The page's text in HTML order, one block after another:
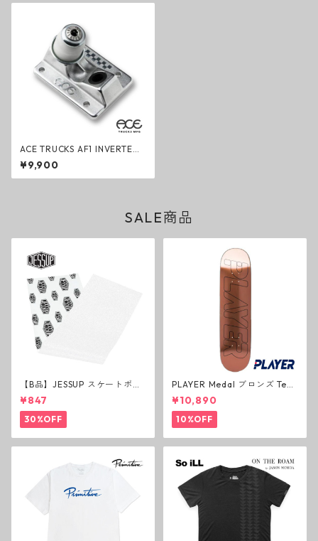
ACE TRUCKS AF1 INVERTED
Baseplate エーストラック イ
ンバーテッド ベースプレート
スケートボード用パーツ
¥9,900
SALE商品
【B品】JESSUP スケートボー
ド グリップテープ ウルトラグ
リップ ホワイト デッキテープ
ジェスアップ ジェサップ
¥847
30%OFF
PLAYER Medal ブロンズ Tea
m Deck P3 スケートボードデ
ッキ プレイヤー メダル
¥10,890
10%OFF